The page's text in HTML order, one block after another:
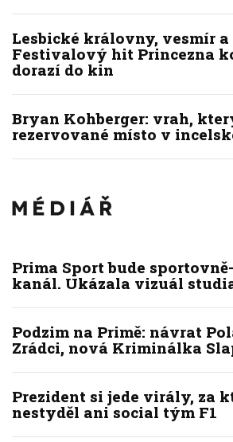
Lesbické královny, vesmír
Festivalový hit Princezna
dorazí do kin
Bryan Kohberger: vrah,
rezervované místo v
Prima Sport bude
kanál. Ukázala vizuál
Podzim na Primě: návrat
Zrádci, nová Kriminálka
Prezident si jede virály, za
nestyděl ani social tým F1